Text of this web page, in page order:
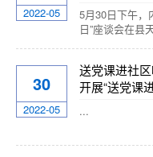
2022-05
5月30日下午，
日”座谈会在县
学会、基层科
参加了会议。
代表的交流发
30
2022-05
送党课进社
开展“送党课
...